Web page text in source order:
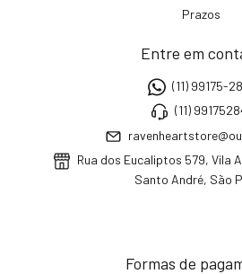
Prazos
Entre em
(11) 99175-
(11)
Rua dos Eucaliptos 579, Vila
Santo André, São
Formas de